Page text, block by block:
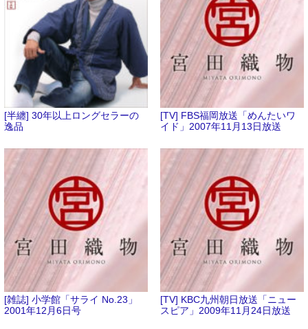
[半纏] 30年以上ロングセラーの
逸品
[TV] FBS福岡放送「めんたいワ
イド」2007年11月13日放送
[雑誌] 小学館「サライ No.23」
2001年12月6日号
[TV] KBC九州朝日放送「ニュー
スピア」2009年11月24日放送